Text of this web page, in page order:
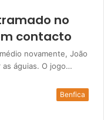
no
contacto
novamente, João
águias. O jogo…
Benfica